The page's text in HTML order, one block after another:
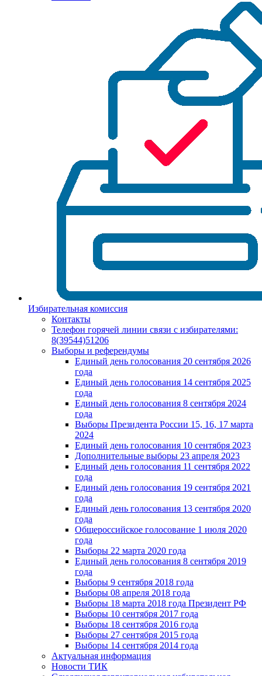
Избирательная комиссия
Контакты
Телефон горячей линии связи с избирателями:
8(39544)51206
Выборы и референдумы
Единый день голосования 20 сентября 2026
года
Единый день голосования 14 сентября 2025
года
Единый день голосования 8 сентября 2024
года
Выборы Президента России 15, 16, 17 марта
2024
Единый день голосования 10 сентября 2023
Дополнительные выборы 23 апреля 2023
Единый день голосования 11 сентября 2022
года
Единый день голосования 19 сентября 2021
года
Единый день голосования 13 сентября 2020
года
Общероссийское голосование 1 июля 2020
года
Выборы 22 марта 2020 года
Единый день голосования 8 сентября 2019
года
Выборы 9 сентября 2018 года
Выборы 08 апреля 2018 года
Выборы 18 марта 2018 года Президент РФ
Выборы 10 сентября 2017 года
Выборы 18 сентября 2016 года
Выборы 27 сентября 2015 года
Выборы 14 сентября 2014 года
Актуальная информация
Новости ТИК